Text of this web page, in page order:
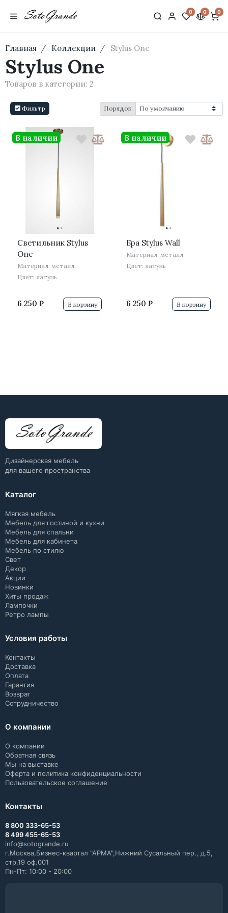
0 0 0
Главная Коллекции Stylus One
Stylus One
Товаров в категории: 2
Фильтр Порядок
··
Светильник Stylus
One
Материал: металл
Цвет: латунь
6 250 ₽
В наличии
В корзину
··
Бра Stylus Wall
Материал: металл
Цвет: латунь
6 250 ₽
В наличии
В корзину
Дизайнерская мебель
для вашего пространства
Каталог
Мягкая мебель
Мебель для гостиной и кухни
Мебель для спальни
Мебель для кабинета
Мебель по стилю
Свет
Декор
Акции
Новинки
Хиты продаж
Лампочки
Ретро лампы
Условия работы
Контакты
Доставка
Оплата
Гарантия
Возврат
Сотрудничество
О компании
О компании
Обратная связь
Мы на выставке
Оферта и политика конфиденциальности
Пользовательское соглашение
Контакты
8 800 333-65-53
8 499 455-65-53
info@sotogrande.ru
г.Москва,Бизнес-квартал "АРМА",Нижний Сусальный пер., д.5,
стр.19 оф.001
Пн-Пт: 10:00 - 20:00